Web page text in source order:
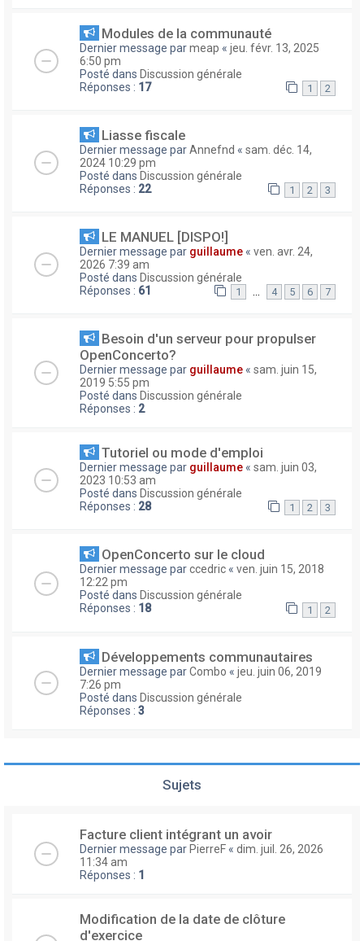
Modules de la communauté
Dernier message parmeap « jeu. févr. 13, 2025
6:50 pm
Posté dans Discussion générale
Réponses : 17 1 2
Liasse fiscale
Dernier message parAnnefnd « sam. déc. 14,
2024 10:29 pm
Posté dans Discussion générale
Réponses : 22 1 2 3
LE MANUEL [DISPO!]
Dernier message par guillaume « ven. avr. 24,
2026 7:39 am
Posté dans Discussion générale
Réponses : 61 1 … 4 5 6 7
Besoin d'un serveur pour propulser
OpenConcerto?
Dernier message par guillaume « sam. juin 15,
2019 5:55 pm
Posté dans Discussion générale
Réponses : 2
Tutoriel ou mode d'emploi
Dernier message par guillaume « sam. juin 03,
2023 10:53 am
Posté dans Discussion générale
Réponses : 28 1 2 3
OpenConcerto sur le cloud
Dernier message parccedric « ven. juin 15, 2018
12:22 pm
Posté dans Discussion générale
Réponses : 18 1 2
Développements communautaires
Dernier message parCombo « jeu. juin 06, 2019
7:26 pm
Posté dans Discussion générale
Réponses : 3
Sujets
Facture client intégrant un avoir
Dernier message parPierreF « dim. juil. 26, 2026
11:34 am
Réponses : 1
Modification de la date de clôture
d'exercice